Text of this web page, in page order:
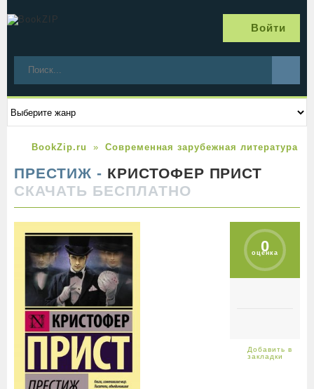
Войти
BookZip.ru Современная зарубежная литература
ПРЕСТИЖ - КРИСТОФЕР ПРИСТ
СКАЧАТЬ БЕСПЛАТНО
0
оценка